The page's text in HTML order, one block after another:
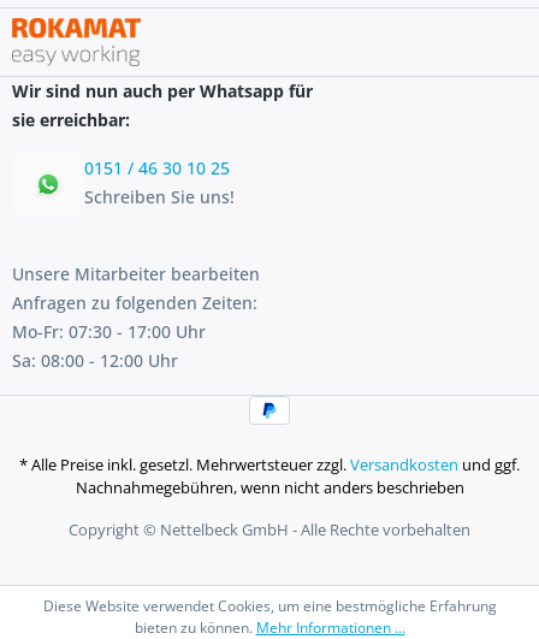
Wir sind nun auch per Whatsapp für
sie erreichbar:
0151 / 46 30 10 25
Schreiben Sie uns!
Unsere Mitarbeiter bearbeiten
Anfragen zu folgenden Zeiten:
Mo-Fr: 07:30 - 17:00 Uhr
Sa: 08:00 - 12:00 Uhr
* Alle Preise inkl. gesetzl. Mehrwertsteuer zzgl.Versandkosten und ggf.
Nachnahmegebühren, wenn nicht anders beschrieben
Copyright © Nettelbeck GmbH - Alle Rechte vorbehalten
Diese Website verwendet Cookies, um eine bestmögliche Erfahrung
bieten zu können. Mehr Informationen ...